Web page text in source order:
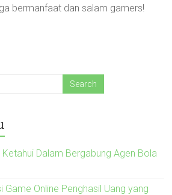
bermanfaat dan salam gamers!
Ketahui Dalam Bergabung Agen Bola
Online Penghasil Uang yang